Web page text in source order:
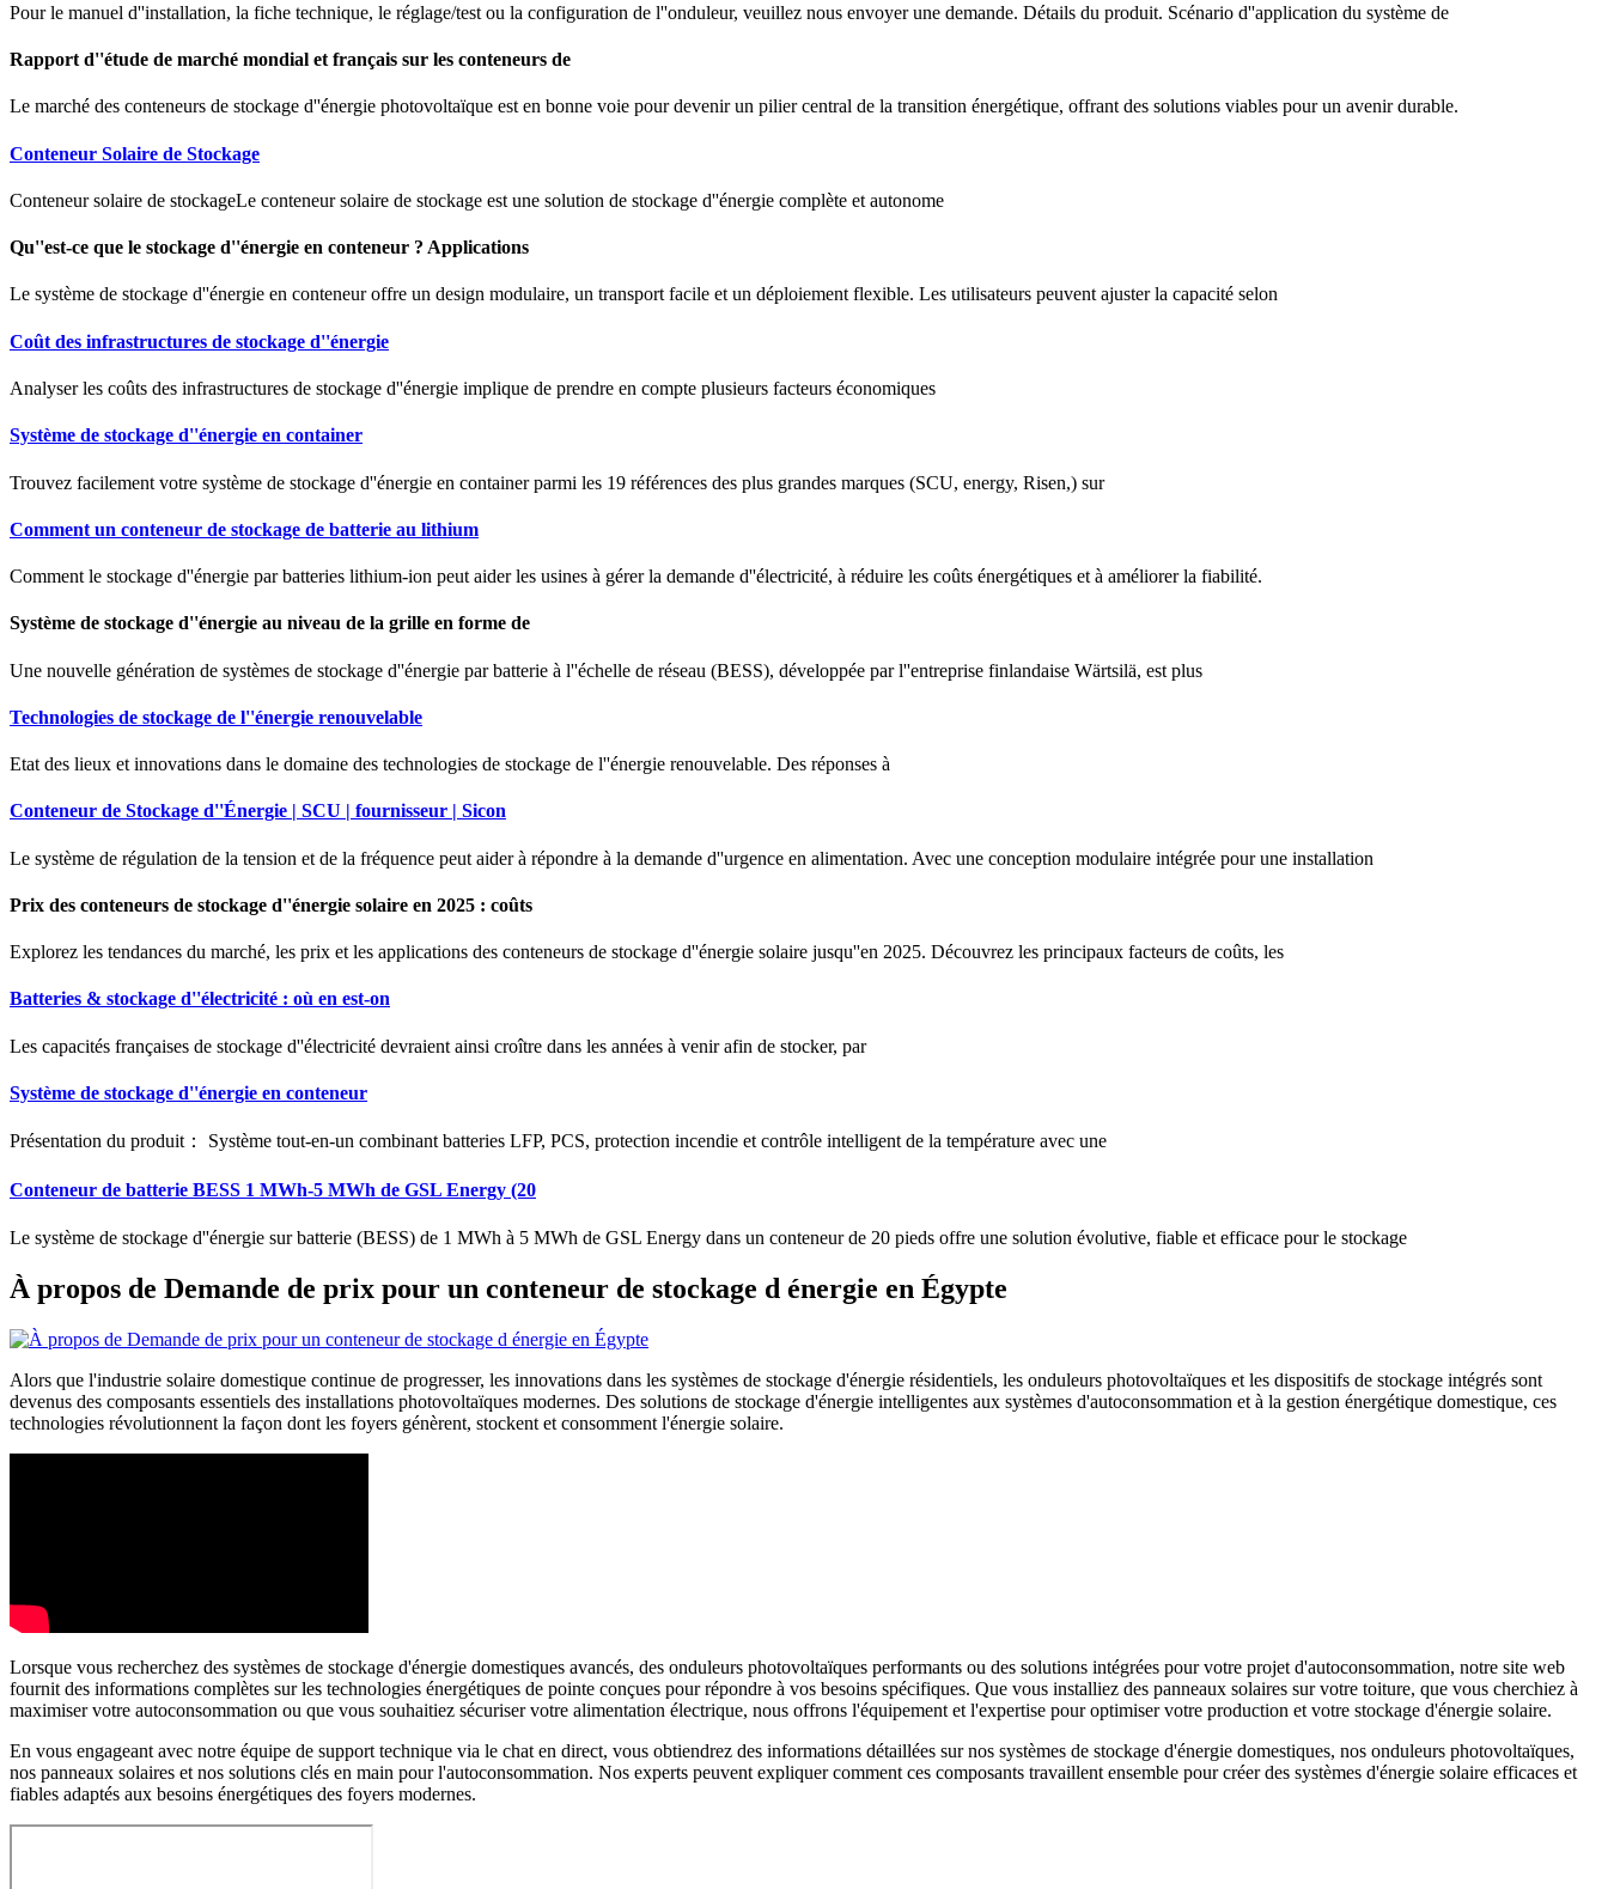
Pour le manuel d''installation, la fiche technique, le réglage/test ou la configuration de l''onduleur, veuillez nous envoyer une demande. Détails du produit. Scénario d''application du système de
Rapport d''étude de marché mondial et français sur les conteneurs de
Le marché des conteneurs de stockage d''énergie photovoltaïque est en bonne voie pour devenir un pilier central de la transition énergétique, offrant des solutions viables pour un avenir durable.
Conteneur Solaire de Stockage
Conteneur solaire de stockageLe conteneur solaire de stockage est une solution de stockage d''énergie complète et autonome
Qu''est-ce que le stockage d''énergie en conteneur ? Applications
Le système de stockage d''énergie en conteneur offre un design modulaire, un transport facile et un déploiement flexible. Les utilisateurs peuvent ajuster la capacité selon
Coût des infrastructures de stockage d''énergie
Analyser les coûts des infrastructures de stockage d''énergie implique de prendre en compte plusieurs facteurs économiques
Système de stockage d''énergie en container
Trouvez facilement votre système de stockage d''énergie en container parmi les 19 références des plus grandes marques (SCU, energy, Risen,) sur
Comment un conteneur de stockage de batterie au lithium
Comment le stockage d''énergie par batteries lithium-ion peut aider les usines à gérer la demande d''électricité, à réduire les coûts énergétiques et à améliorer la fiabilité.
Système de stockage d''énergie au niveau de la grille en forme de
Une nouvelle génération de systèmes de stockage d''énergie par batterie à l''échelle de réseau (BESS), développée par l''entreprise finlandaise Wärtsilä, est plus
Technologies de stockage de l''énergie renouvelable
Etat des lieux et innovations dans le domaine des technologies de stockage de l''énergie renouvelable. Des réponses à
Conteneur de Stockage d''Énergie | SCU | fournisseur | Sicon
Le système de régulation de la tension et de la fréquence peut aider à répondre à la demande d''urgence en alimentation. Avec une conception modulaire intégrée pour une installation
Prix des conteneurs de stockage d''énergie solaire en 2025 : coûts
Explorez les tendances du marché, les prix et les applications des conteneurs de stockage d''énergie solaire jusqu''en 2025. Découvrez les principaux facteurs de coûts, les
Batteries & stockage d''électricité : où en est-on
Les capacités françaises de stockage d''électricité devraient ainsi croître dans les années à venir afin de stocker, par
Système de stockage d''énergie en conteneur
Présentation du produit： Système tout-en-un combinant batteries LFP, PCS, protection incendie et contrôle intelligent de la température avec une
Conteneur de batterie BESS 1 MWh-5 MWh de GSL Energy (20
Le système de stockage d''énergie sur batterie (BESS) de 1 MWh à 5 MWh de GSL Energy dans un conteneur de 20 pieds offre une solution évolutive, fiable et efficace pour le stockage
À propos de Demande de prix pour un conteneur de stockage d énergie en Égypte
Alors que l'industrie solaire domestique continue de progresser, les innovations dans les systèmes de stockage d'énergie résidentiels, les onduleurs photovoltaïques et les dispositifs de stockage intégrés sont
devenus des composants essentiels des installations photovoltaïques modernes. Des solutions de stockage d'énergie intelligentes aux systèmes d'autoconsommation et à la gestion énergétique domestique, ces
technologies révolutionnent la façon dont les foyers génèrent, stockent et consomment l'énergie solaire.
Lorsque vous recherchez des systèmes de stockage d'énergie domestiques avancés, des onduleurs photovoltaïques performants ou des solutions intégrées pour votre projet d'autoconsommation, notre site web
fournit des informations complètes sur les technologies énergétiques de pointe conçues pour répondre à vos besoins spécifiques. Que vous installiez des panneaux solaires sur votre toiture, que vous cherchiez à
maximiser votre autoconsommation ou que vous souhaitiez sécuriser votre alimentation électrique, nous offrons l'équipement et l'expertise pour optimiser votre production et votre stockage d'énergie solaire.
En vous engageant avec notre équipe de support technique via le chat en direct, vous obtiendrez des informations détaillées sur nos systèmes de stockage d'énergie domestiques, nos onduleurs photovoltaïques,
nos panneaux solaires et nos solutions clés en main pour l'autoconsommation. Nos experts peuvent expliquer comment ces composants travaillent ensemble pour créer des systèmes d'énergie solaire efficaces et
fiables adaptés aux besoins énergétiques des foyers modernes.